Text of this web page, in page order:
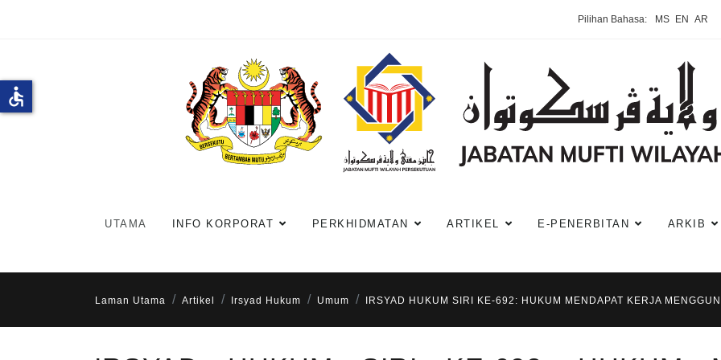
Pilihan Bahasa: MS EN AR
UTAMA INFO KORPORAT PERKHIDMATAN ARTIKEL E-PENERBITAN ARKIB
Laman Utama Artikel Irsyad Hukum Umum IRSYAD HUKUM SIRI KE-692: HUKUM MENDAPAT KERJA
accessible